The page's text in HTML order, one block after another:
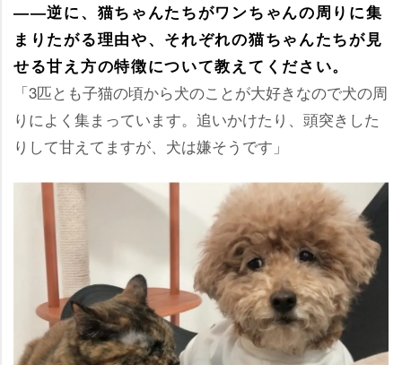
――逆に、猫ちゃんたちがワンちゃんの周りに集
まりたがる理由や、それぞれの猫ちゃんたちが見
せる甘え方の特徴について教えてください。
「3匹とも子猫の頃から犬のことが大好きなので犬の周
りによく集まっています。追いかけたり、頭突きした
りして甘えてますが、犬は嫌そうです」